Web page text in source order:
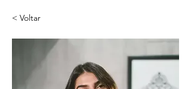
< Voltar